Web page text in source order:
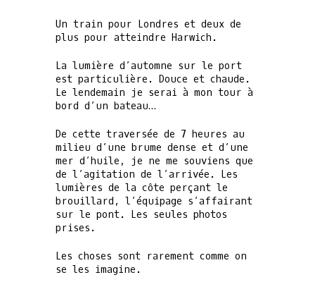
Un train pour Londres et deux de
plus pour atteindre Harwich.
La lumière d’automne sur le port
est particulière. Douce et chaude.
Le lendemain je serai à mon tour à
bord d’un bateau…
De cette traversée de 7 heures au
milieu d’une brume dense et d’une
mer d’huile, je ne me souviens que
de l’agitation de l’arrivée. Les
lumières de la côte perçant le
brouillard, l’équipage s’affairant
sur le pont. Les seules photos
prises.
Les choses sont rarement comme on
se les imagine.